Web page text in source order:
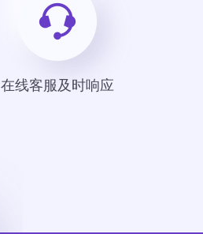
在线客服及时响应